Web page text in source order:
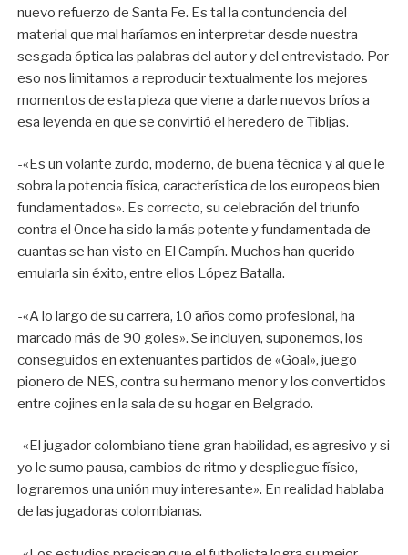
nuevo refuerzo de Santa Fe. Es tal la contundencia del
material que mal haríamos en interpretar desde nuestra
sesgada óptica las palabras del autor y del entrevistado. Por
eso nos limitamos a reproducir textualmente los mejores
momentos de esta pieza que viene a darle nuevos bríos a
esa leyenda en que se convirtió el heredero de Tibljas.
-«Es un volante zurdo, moderno, de buena técnica y al que le
sobra la potencia física, característica de los europeos bien
fundamentados». Es correcto, su celebración del triunfo
contra el Once ha sido la más potente y fundamentada de
cuantas se han visto en El Campín. Muchos han querido
emularla sin éxito, entre ellos López Batalla.
-«A lo largo de su carrera, 10 años como profesional, ha
marcado más de 90 goles». Se incluyen, suponemos, los
conseguidos en extenuantes partidos de «Goal», juego
pionero de NES, contra su hermano menor y los convertidos
entre cojines en la sala de su hogar en Belgrado.
-«El jugador colombiano tiene gran habilidad, es agresivo y si
yo le sumo pausa, cambios de ritmo y despliegue físico,
lograremos una unión muy interesante». En realidad hablaba
de las jugadoras colombianas.